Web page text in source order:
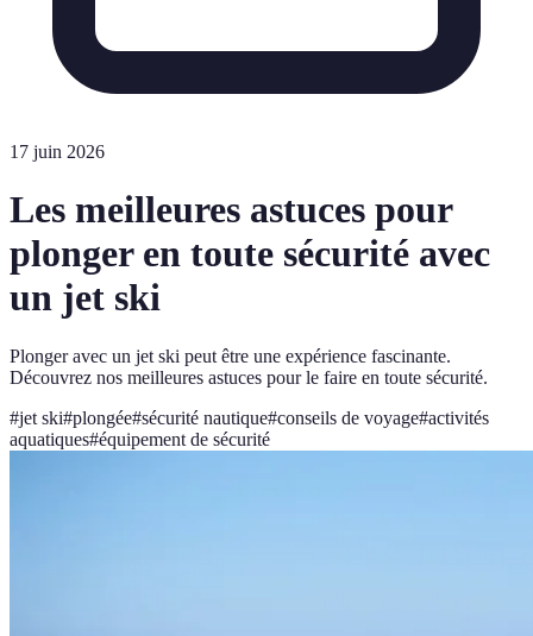
17 juin 2026
Les meilleures astuces pour
plonger en toute sécurité avec
un jet ski
Plonger avec un jet ski peut être une expérience fascinante.
Découvrez nos meilleures astuces pour le faire en toute sécurité.
#jet ski#plongée#sécurité nautique#conseils de voyage#activités
aquatiques#équipement de sécurité